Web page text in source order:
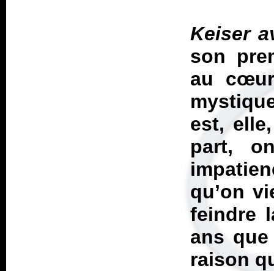
Keiser
son
au
est,
part,
qu’on
feindre
ans
raison